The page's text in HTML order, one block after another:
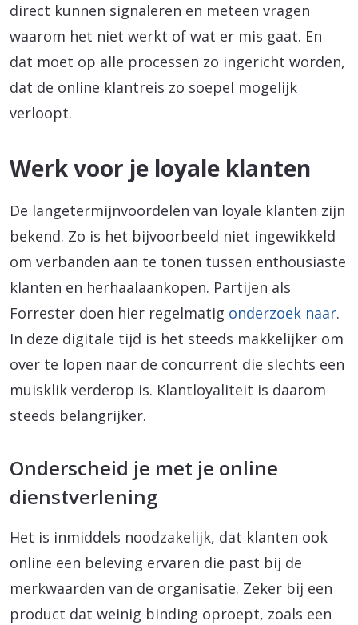
direct kunnen signaleren en meteen vragen
waarom het niet werkt of wat er mis gaat. En
dat moet op alle processen zo ingericht worden,
dat de online klantreis zo soepel mogelijk
verloopt.
Werk voor je loyale klanten
De langetermijnvoordelen van loyale klanten zijn
bekend. Zo is het bijvoorbeeld niet ingewikkeld
om verbanden aan te tonen tussen enthousiaste
klanten en herhaalaankopen. Partijen als
Forrester doen hier regelmatig onderzoek naar.
In deze digitale tijd is het steeds makkelijker om
over te lopen naar de concurrent die slechts een
muisklik verderop is. Klantloyaliteit is daarom
steeds belangrijker.
Onderscheid je met je online
dienstverlening
Het is inmiddels noodzakelijk, dat klanten ook
online een beleving ervaren die past bij de
merkwaarden van de organisatie. Zeker bij een
product dat weinig binding oproept, zoals een